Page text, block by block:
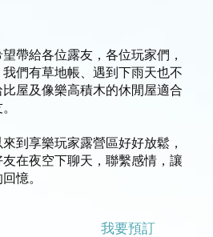
帶給各位露友，各位玩家們，
們有草地帳、遇到下雨天也不
屋及像樂高積木的休閒屋適合
到享樂玩家露營區好好放鬆，
在夜空下聊天，聯繫感情，讓
憶。
我要預訂